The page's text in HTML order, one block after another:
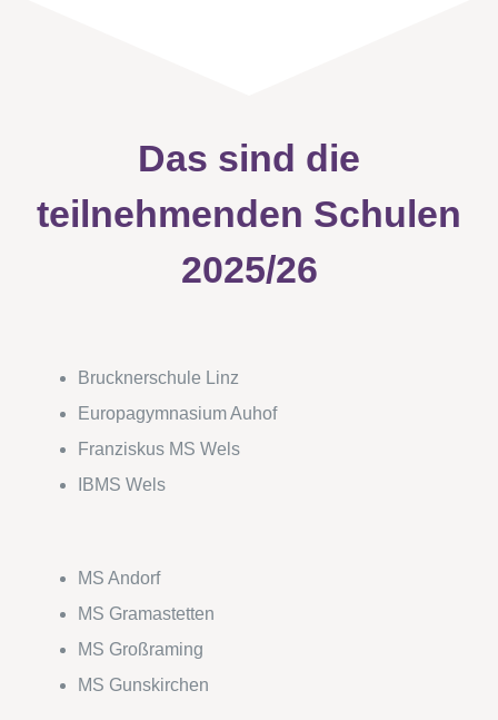
Das sind die
teilnehmenden Schulen
2025/26
Brucknerschule Linz
Europagymnasium Auhof
Franziskus MS Wels
IBMS Wels
MS Andorf
MS Gramastetten
MS Großraming
MS Gunskirchen